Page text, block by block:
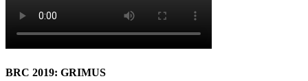
BRC 2019: GRIMUS